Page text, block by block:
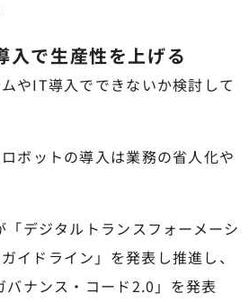
入で生産性を上げる
やIT導入でできないか検討して
ボットの導入は業務の省人化や
デジタルトランスフォーメーシ
イドライン」を発表し推進し、
ナンス・コード2.0」を発表